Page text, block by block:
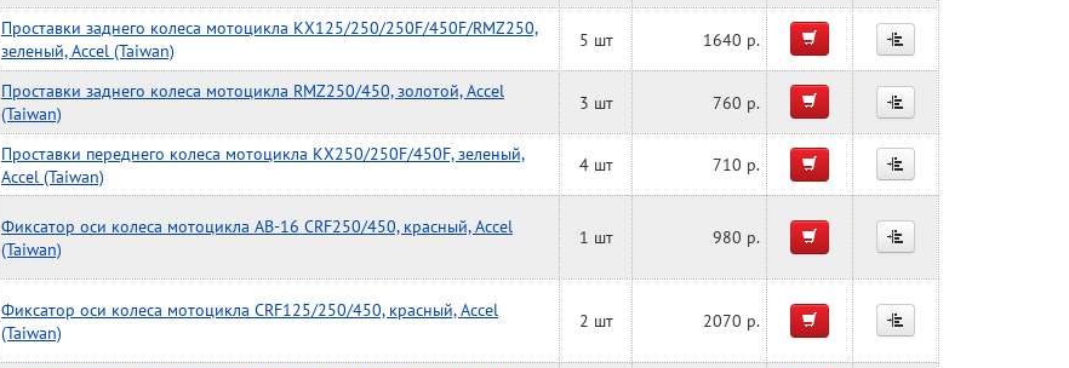
Проставки заднего колеса мотоцикла KX125/250/250F/450F/RMZ250,
зеленый, Accel (Taiwan)
5 шт 1640 р.
Проставки заднего колеса мотоцикла RMZ250/450, золотой, Accel
(Taiwan)
3 шт 760 р.
Проставки переднего колеса мотоцикла KX250/250F/450F, зеленый,
Accel (Taiwan)
4 шт 710 р.
Фиксатор оси колеса мотоцикла AB-16 CRF250/450, красный, Accel
(Taiwan)
1 шт 980 р.
Фиксатор оси колеса мотоцикла CRF125/250/450, красный, Accel
(Taiwan)
2 шт 2070 р.